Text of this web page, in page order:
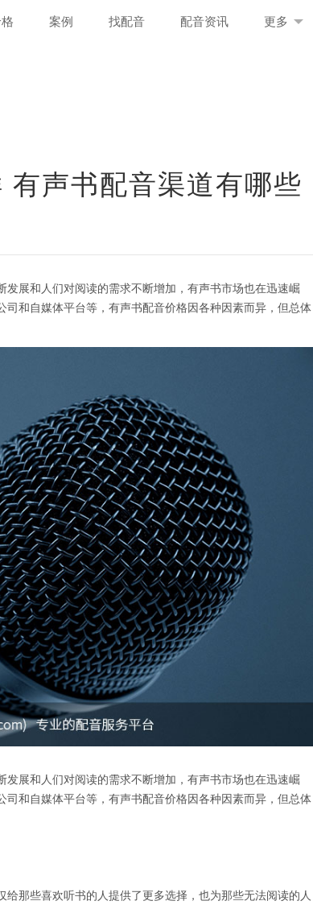
案例 找配音 配音资讯 更多
声书配音渠道有哪些
展和人们对阅读的需求不断增加，有声书市场也在迅速崛
和自媒体平台等，有声书配音价格因各种因素而异，但总体
展和人们对阅读的需求不断增加，有声书市场也在迅速崛
和自媒体平台等，有声书配音价格因各种因素而异，但总体
那些喜欢听书的人提供了更多选择，也为那些无法阅读的人